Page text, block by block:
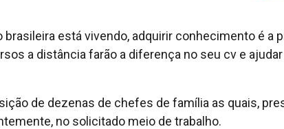
brasileira está vivendo, adquirir conhecimento é a
a distância farão a diferença no seu cv e
de dezenas de chefes de família as quais,
no solicitado meio de trabalho.